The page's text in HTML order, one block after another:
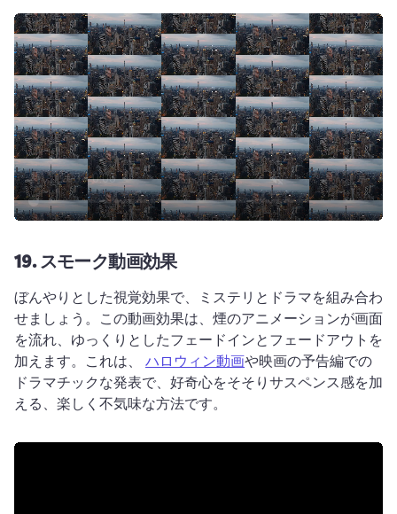
19.スモーク動画効果
ぼんやりとした視覚効果で、ミステリとドラマを組み合わ
せましょう。 この動画効果は、煙のアニメーションが画面
を流れ、ゆっくりとしたフェードインとフェードアウトを
加えます。 これは、 ハロウィン動画や映画の予告編での
ドラマチックな発表で、好奇心をそそりサスペンス感を加
える、楽しく不気味な方法です。